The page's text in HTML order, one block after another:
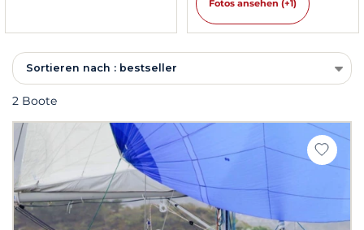
Fotos ansehen (+1)
Sortieren nach : bestseller
2 Boote